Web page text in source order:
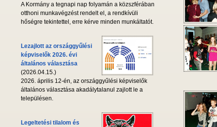
A Kormány a tegnapi nap folyamán a közszférában
otthoni munkavégzést rendelt el, a rendkívüli
hőségre tekintettel, erre kérve minden munkáltatót.
Lezajlott az országgyűlési
képviselők 2026. évi
általános választása
(2026.04.15.)
2026. április 12-én, az országgyűlési képviselők
általános választása akadálytalanul zajlott le a
településen.
Legeltetési tilalom és